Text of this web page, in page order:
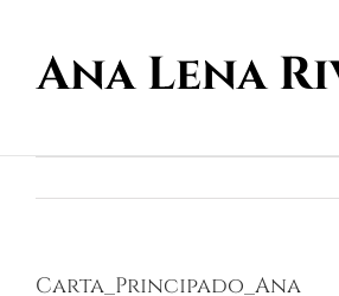
contenido
Carta_Principado_Ana